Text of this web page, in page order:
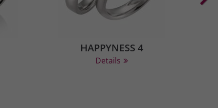
HAPPYNESS 4
Details